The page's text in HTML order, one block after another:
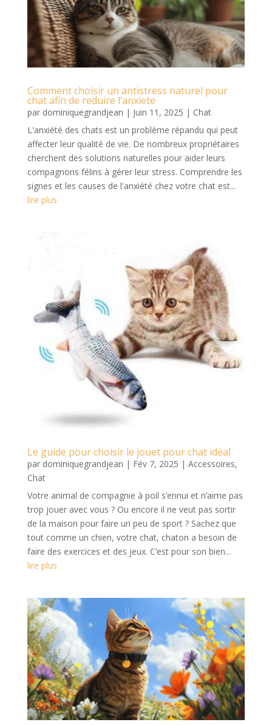
Comment choisir un antistress naturel pour
chat afin de reduire l’anxiete
par dominiquegrandjean | Juin 11, 2025 | Chat
L'anxiété des chats est un problème répandu qui peut
affecter leur qualité de vie. De nombreux propriétaires
cherchent des solutions naturelles pour aider leurs
compagnons félins à gérer leur stress. Comprendre les
signes et les causes de l'anxiété chez votre chat est...
lire plus
Le guide pour choisir le jouet pour chat idéal
par dominiquegrandjean | Fév 7, 2025 | Accessoires,
Chat
Votre animal de compagnie à poil s’ennui et n’aime pas
trop jouer avec vous ? Ou encore il ne veut pas sortir
de la maison pour faire un peu de sport ? Sachez que
tout comme un chien, votre chat, chaton a besoin de
faire des exercices et des jeux. C’est pour son bien...
lire plus